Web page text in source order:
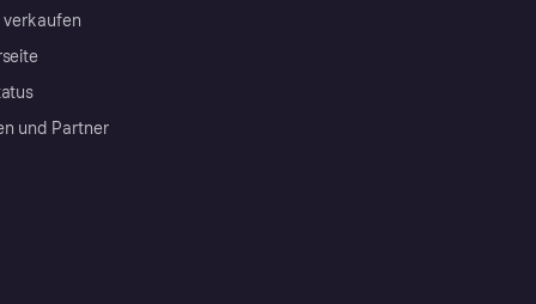
verkaufen
und Partner